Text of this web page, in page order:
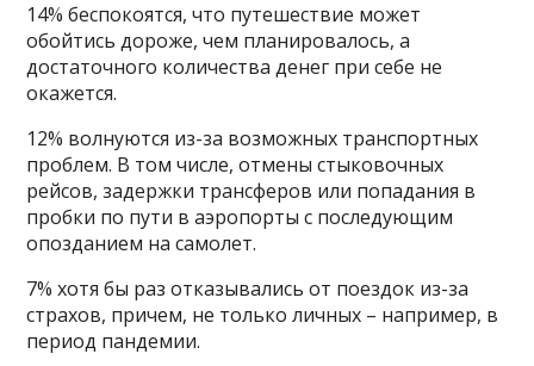
14% беспокоятся, что путешествие может
обойтись дороже, чем планировалось, а
достаточного количества денег при себе не
окажется.
12% волнуются из-за возможных транспортных
проблем. В том числе, отмены стыковочных
рейсов, задержки трансферов или попадания в
пробки по пути в аэропорты с последующим
опозданием на самолет.
7% хотя бы раз отказывались от поездок из-за
страхов, причем, не только личных – например, в
период пандемии.